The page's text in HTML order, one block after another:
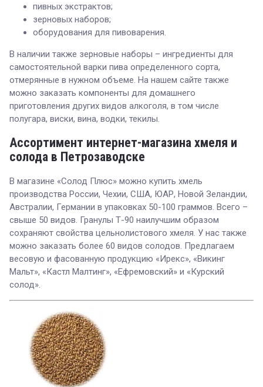
пивных экстрактов;
зерновых наборов;
оборудования для пивоварения.
В наличии также зерновые наборы – ингредиенты для
самостоятельной варки пива определенного сорта,
отмерянные в нужном объеме. На нашем сайте также
можно заказать компоненты для домашнего
приготовления других видов алкоголя, в том числе
полугара, виски, вина, водки, текилы.
Ассортимент интернет-магазина хмеля и
солода в Петрозаводске
В магазине «Солод Плюс» можно купить хмель
производства России, Чехии, США, ЮАР, Новой Зеландии,
Австралии, Германии в упаковках 50-100 граммов. Всего –
свыше 50 видов. Гранулы Т-90 наилучшим образом
сохраняют свойства цельнолистового хмеля. У нас также
можно заказать более 60 видов солодов. Предлагаем
весовую и фасованную продукцию «Ирекс», «Викинг
Мальт», «Кастл Малтинг», «Ефремовский» и «Курский
солод».